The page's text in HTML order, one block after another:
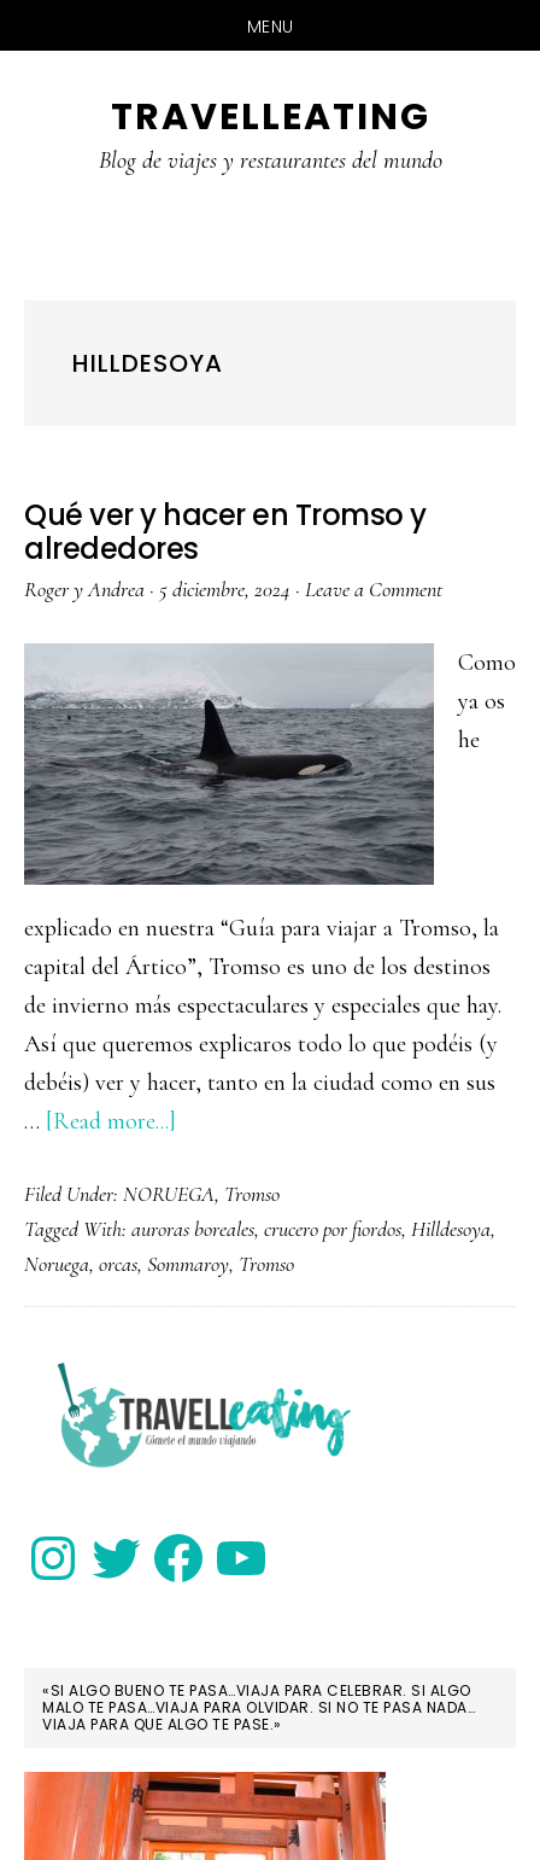
MENU
TRAVELLEATING
Blog de viajes y restaurantes del mundo
HILLDESOYA
Qué ver y hacer en Tromso y
alrededores
Roger y Andrea · 5 diciembre, 2024 · Leave a Comment
Como
ya os
he
explicado en nuestra “Guía para viajar a Tromso, la
capital del Ártico”, Tromso es uno de los destinos
de invierno más espectaculares y especiales que hay.
Así que queremos explicaros todo lo que podéis (y
debéis) ver y hacer, tanto en la ciudad como en sus
… [Read more...]
ver
y
hacer
en
y
alrededores
Filed Under: NORUEGA, Tromso
Tagged With: auroras boreales, crucero por fiordos, Hilldesoya,
Noruega, orcas, Sommaroy, Tromso
PRIMARY
SIDEBAR
InstagramTwitter FacebookYouTube
«SI ALGO BUENO TE PASA…VIAJA PARA CELEBRAR. SI ALGO
MALO TE PASA…VIAJA PARA OLVIDAR. SI NO TE PASA NADA…
VIAJA PARA QUE ALGO TE PASE.»